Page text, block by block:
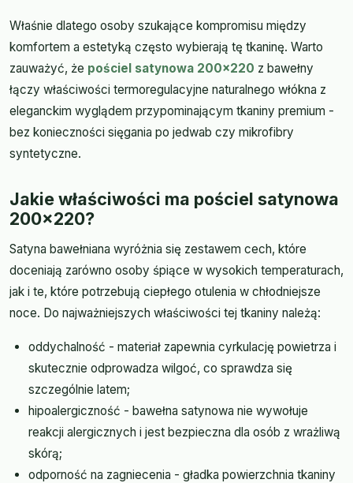
Właśnie dlatego osoby szukające kompromisu między
komfortem a estetyką często wybierają tę tkaninę. Warto
zauważyć, że pościel satynowa 200x220 z bawełny
łączy właściwości termoregulacyjne naturalnego włókna z
eleganckim wyglądem przypominającym tkaniny premium -
bez konieczności sięgania po jedwab czy mikrofibry
syntetyczne.
Jakie właściwości ma pościel satynowa
200x220?
Satyna bawełniana wyróżnia się zestawem cech, które
doceniają zarówno osoby śpiące w wysokich temperaturach,
jak i te, które potrzebują ciepłego otulenia w chłodniejsze
noce. Do najważniejszych właściwości tej tkaniny należą:
oddychalność - materiał zapewnia cyrkulację powietrza i
skutecznie odprowadza wilgoć, co sprawdza się
szczególnie latem;
hipoalergiczność - bawełna satynowa nie wywołuje
reakcji alergicznych i jest bezpieczna dla osób z wrażliwą
skórą;
odporność na zagniecenia - gładka powierzchnia tkaniny